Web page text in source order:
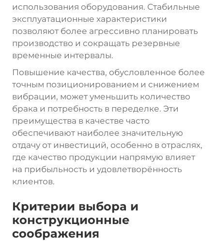
использования оборудования. Стабильные
эксплуатационные характеристики
позволяют более агрессивно планировать
производство и сокращать резервные
временные интервалы.
Повышение качества, обусловленное более
точным позиционированием и снижением
вибрации, может уменьшить количество
брака и потребность в переделке. Эти
преимущества в качестве часто
обеспечивают наиболее значительную
отдачу от инвестиций, особенно в отраслях,
где качество продукции напрямую влияет
на прибыльность и удовлетворённость
клиентов.
Критерии выбора и
конструкционные
соображения